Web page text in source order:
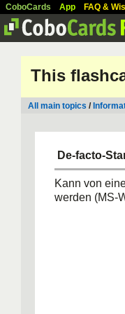
CoboCards App FAQ &
This
All main topics /
 De-facto-
Kann von
werden (MS-